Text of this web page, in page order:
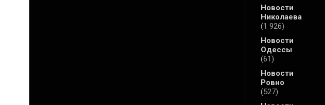
Новости
Николаева
(1 926)
Новости
Одессы
(61)
Новости
Ровно
(527)